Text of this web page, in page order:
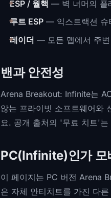
ESP / 월핵 — 벽 너머의 플
루트 ESP — 익스트랙션 슈
레이더 — 모든 맵에서 주
밴과 안전성
Arena Breakout: Infinite는
않는 프라이빗 소프트웨어와
요. 공개 출처의 '무료 치트'
PC(Infinite)인가 모
이 페이지는 PC 버전 Arena
은 자체 안티치트를 가진 다